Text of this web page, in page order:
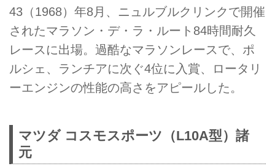
43（1968）年8月、ニュルブルクリンクで開催
されたマラソン・デ・ラ・ルート84時間耐久
レースに出場。過酷なマラソンレースで、ポ
ルシェ、ランチアに次ぐ4位に入賞、ロータリ
ーエンジンの性能の高さをアピールした。
マツダ コスモスポーツ（L10A型）諸
元